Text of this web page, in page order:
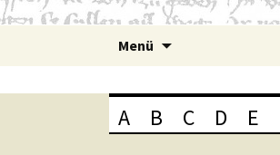
Menü
A B C D E